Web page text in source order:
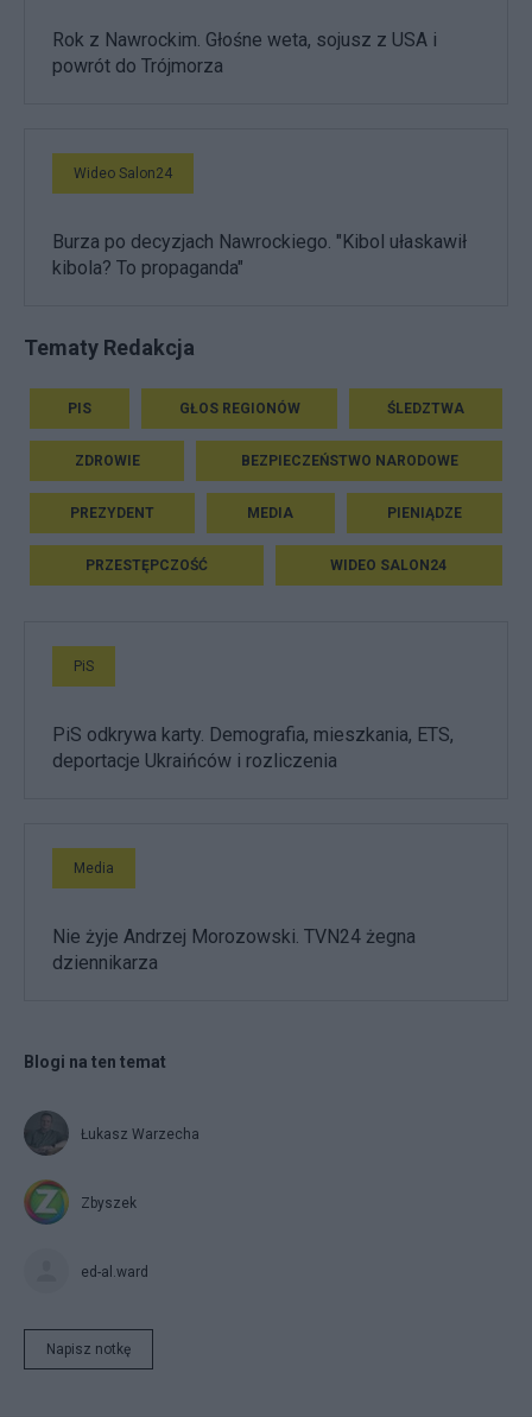
Rok z Nawrockim. Głośne weta, sojusz z USA i
powrót do Trójmorza
Wideo Salon24
Burza po decyzjach Nawrockiego. "Kibol ułaskawił
kibola? To propaganda"
Tematy Redakcja
PIS GŁOS REGIONÓW ŚLEDZTWA
ZDROWIE BEZPIECZEŃSTWO NARODOWE
PREZYDENT MEDIA PIENIĄDZE
PRZESTĘPCZOŚĆ WIDEO SALON24
PiS
PiS odkrywa karty. Demografia, mieszkania, ETS,
deportacje Ukraińców i rozliczenia
Media
Nie żyje Andrzej Morozowski. TVN24 żegna
dziennikarza
Blogi na ten temat
Łukasz Warzecha
Zbyszek
ed-al.ward
Napisz notkę